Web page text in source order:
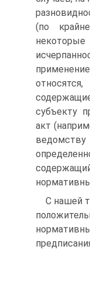
(по
субъекту
акт
C нашей